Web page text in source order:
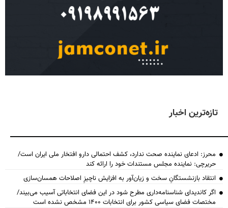
تازه‌ترین اخبار
محرز: ادعای نماینده صحت ندارد، کشف احتمالی دارو افتخار ملی ایران است/
حریرچی: نماینده مجلس مستندات خود را ارائه کند
انتقاد بازنشستگانِ سخت و زیان‌آور به افزایش ناچیزِ اصلاحات همسان‌سازی
اگر کاندیدای شناسنامه‌‎داری مطرح شود در این فضای انتخاباتی آسیب می‌بیند/
مختصات فضای سیاسی کشور برای انتخابات ۱۴۰۰ مشخص نشده است